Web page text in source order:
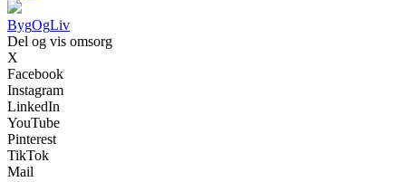
BygOgLiv
Del og vis omsorg
X
Facebook
Instagram
LinkedIn
YouTube
Pinterest
TikTok
Mail